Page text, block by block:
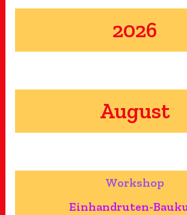
2026
August
Workshop
Einhandruten-